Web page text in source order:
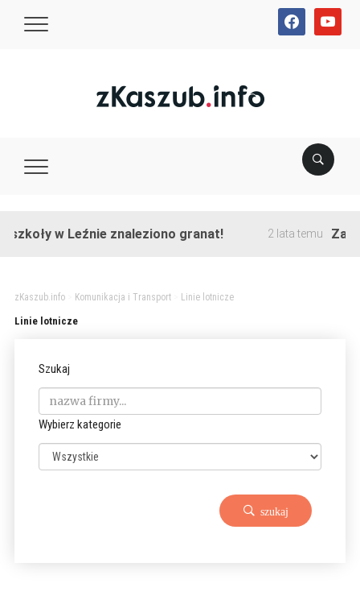
facebookyoutube
w Leźnie znaleziono granat! 2 lata temu
zKaszub.info> Komunikacja i Transport> Linie lotnicze
Linie lotnicze
Szukaj
Wybierz kategorie
szukaj